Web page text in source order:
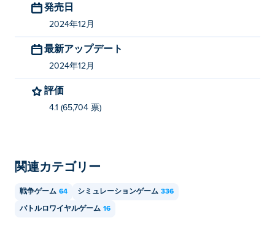
Fury Warshipを無料でプレイするにはどうすれ
ばいいですか?
Poki では Fury Warship を無料でプレイできます。
ップでプレイできますか?
発売日
2024年12月
最新アップデート
2024年12月
評価
4.1 (65,704 票)
関連カテゴリー
戦争ゲーム 64 シミュレーションゲーム 336
バトルロワイヤルゲーム 16